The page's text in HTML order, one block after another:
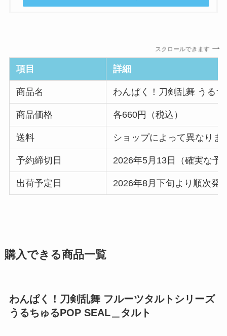
スクロールできます
項目 詳細
商品名 わんぱく！刀剣乱舞 うる
商品価格 各660円（税込）
送料 ショップによって異なりま
予約締切日 2026年5月13日（確実な予
出荷予定日 2026年8月下旬より順次発
購入できる商品一覧
わんぱく！刀剣乱舞 フルーツタルトシリーズ
うるちゅるPOP SEAL＿タルト